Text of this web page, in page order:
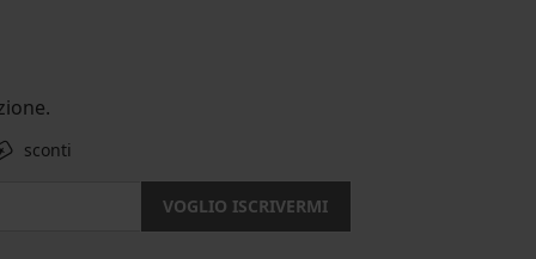
sconti
VOGLIO ISCRIVERMI